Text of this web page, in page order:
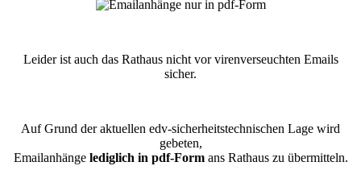
Leider ist auch das Rathaus nicht vor virenverseuchten Emails
sicher.
Auf Grund der aktuellen edv-sicherheitstechnischen Lage wird
gebeten,
Emailanhänge lediglich in pdf-Formans Rathaus zu übermitteln.